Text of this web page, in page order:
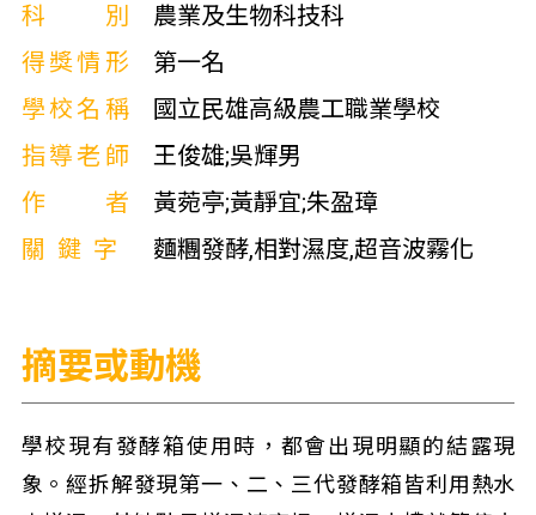
科別
農業及生物科技科
得獎情形
第一名
學校名稱
國立民雄高級農工職業學校
指導老師
王俊雄;吳輝男
作者
黃菀亭;黃靜宜;朱盈璋
關鍵字
麵糰發酵,相對濕度,超音波霧化
摘要或動機
學校現有發酵箱使用時，都會出現明顯的結露現
象。經拆解發現第一、二、三代發酵箱皆利用熱水